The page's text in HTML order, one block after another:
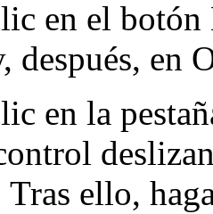
en el
después, en
en la
Tras ello,